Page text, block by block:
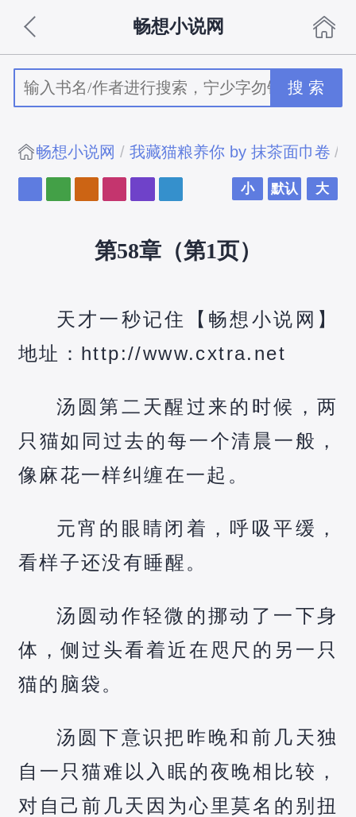
畅想小说网
搜 索
畅想小说网 我藏猫粮养你 by 抹茶面巾卷
小 默认 大
第58章（第1页）
天才一秒记住【畅想小说网】
地址：http://www.cxtra.net
汤圆第二天醒过来的时候，两
只猫如同过去的每一个清晨一般，
像麻花一样纠缠在一起。
元宵的眼睛闭着，呼吸平缓，
看样子还没有睡醒。
汤圆动作轻微的挪动了一下身
体，侧过头看着近在咫尺的另一只
猫的脑袋。
汤圆下意识把昨晚和前几天独
自一只猫难以入眠的夜晚相比较，
对自己前几天因为心里莫名的别扭